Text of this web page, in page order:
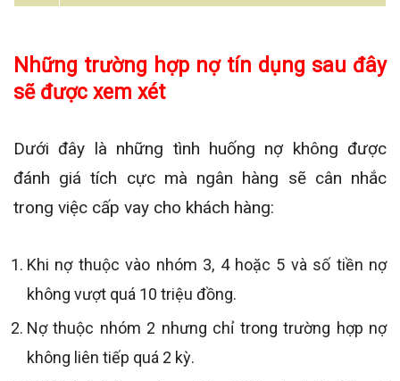
Những trường hợp nợ tín dụng sau đây
sẽ được xem xét
Dưới đây là những tình huống nợ không được
đánh giá tích cực mà ngân hàng sẽ cân nhắc
trong việc cấp vay cho khách hàng:
Khi nợ thuộc vào nhóm 3, 4 hoặc 5 và số tiền nợ
không vượt quá 10 triệu đồng.
Nợ thuộc nhóm 2 nhưng chỉ trong trường hợp nợ
không liên tiếp quá 2 kỳ.